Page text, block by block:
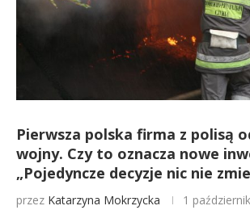
Pierwsza polska firma z polisą
wojny. Czy to oznacza nowe
„Pojedyncze decyzje nic nie
przez Katarzyna Mokrzycka 1